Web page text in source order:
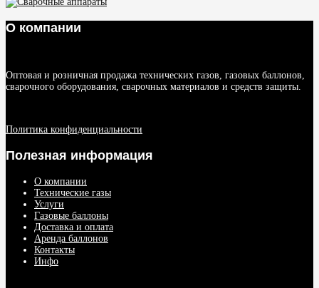
О компании
Оптовая и розничная продажа технических газов, газовых баллонов,
сварочного оборудования, сварочных материалов и средств защиты.
Политика конфиденциальности
Полезная информация
О компании
Технические газы
Услуги
Газовые баллоны
Доставка и оплата
Аренда баллонов
Контакты
Инфо